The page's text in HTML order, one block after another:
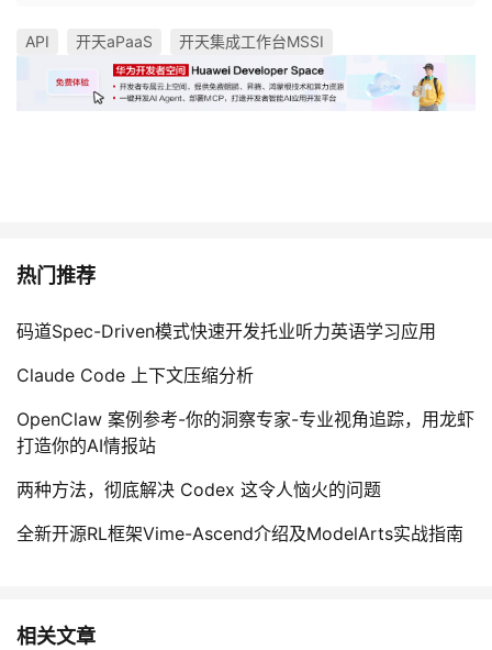
API 开天aPaaS 开天集成工作台MSSI
热门推荐
码道Spec-Driven模式快速开发托业听力英语学习应用
Claude Code 上下文压缩分析
OpenClaw 案例参考-你的洞察专家-专业视角追踪，用龙虾
打造你的AI情报站
两种方法，彻底解决 Codex 这令人恼火的问题
全新开源RL框架Vime-Ascend介绍及ModelArts实战指南
相关文章